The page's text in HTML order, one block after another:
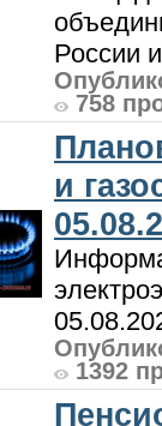
России
758
и
1392